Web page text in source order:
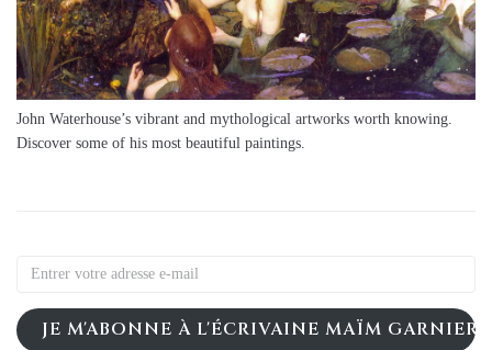
John Waterhouse’s vibrant and mythological artworks worth knowing.
Discover some of his most beautiful paintings.
JE M'ABONNE À L'ÉCRIVAINE MAÏM GARNIER